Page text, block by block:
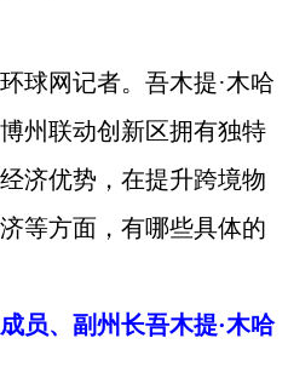
球网记者。吾木提·木哈
州联动创新区拥有独特
济优势，在提升跨境物
等方面，有哪些具体的
员、副州长吾木提·木哈